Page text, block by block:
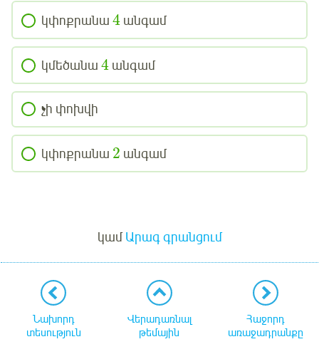
կփոքրանա 4անգամ
կմեծանա 4անգամ
չի փոխվի
կփոքրանա 2 անգամ
կամԱրագ գրանցում
Նախորդ
տեսություն
Վերադառնալ
թեմային
Հաջորդ
առաջադրանքը